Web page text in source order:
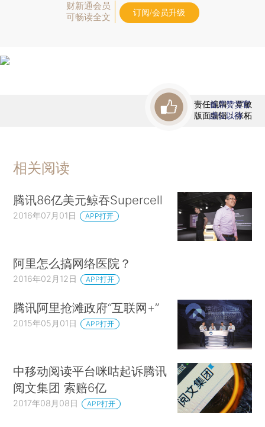
财新通会员
可畅读全文
订阅/会员升级
责任编辑：覃敏
版面编辑：张柘
首席赞赏官
虚位以待
相关阅读
腾讯86亿美元鲸吞Supercell
2016年07月01日 APP打开
阿里怎么搞网络医院？
2016年02月12日 APP打开
腾讯阿里抢滩政府“互联网+”
2015年05月01日 APP打开
中移动阅读平台咪咕起诉腾讯
阅文集团 索赔6亿
2017年08月08日 APP打开